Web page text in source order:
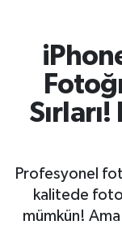
Profesyonel
kalitede
mümkün!